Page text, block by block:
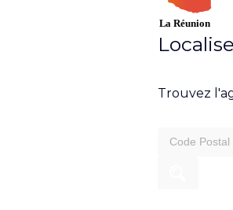
Trouvez
search